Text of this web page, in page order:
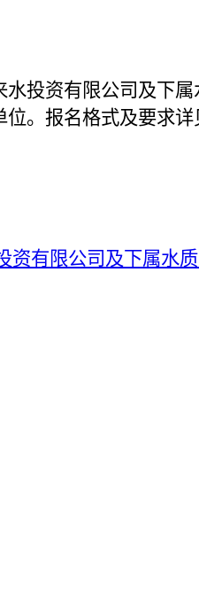
水投资有限公司及下
。报名格式及要求
资有限公司及下属水